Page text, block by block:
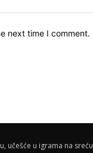
next time I comment.
učešće u igrama na